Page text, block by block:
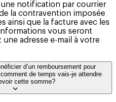
notification par courrier
la contravention imposée
ainsi que la facture avec les
vous seront
adresse e-mail à votre
d’un remboursement pour
de temps vais-je attendre
cette somme?